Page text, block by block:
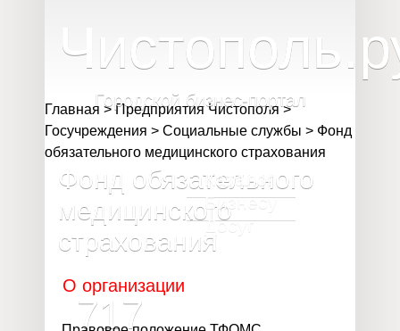
Чистополь
Городской бизнес-портал
Каталог
Бизнесу
Досуг
717
Главная > Предприятия Чистополя >
Госучреждения > Социальные службы > Фонд
обязательного медицинского страхования
Фонд обязательного
медицинского
страхования
О организации